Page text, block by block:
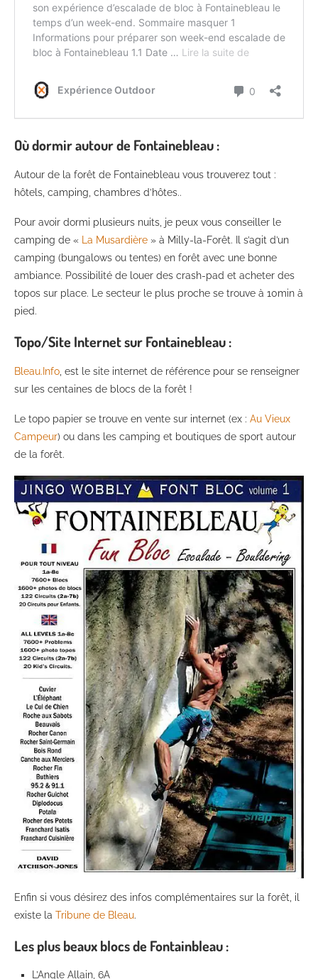
Où dormir autour de Fontainebleau :
Autour de la forêt de Fontainebleau vous trouverez tout :
hôtels, camping, chambres d’hôtes..
Pour avoir dormi plusieurs nuits, je peux vous conseiller le
camping de «
La Musardière » à Milly-la-Forêt. Il s’agit d’un
camping (bungalows ou tentes) en forêt avec une bonne
ambiance. Possibilité de louer des crash-pad et acheter des
topos sur place. Le secteur le plus proche se trouve à 10min à
pied.
Topo/Site Internet sur Fontainebleau :
Bleau.Info , est le site internet de référence pour se renseigner
sur les centaines de blocs de la forêt !
Le topo papier se trouve en vente sur internet (ex : Au Vieux
Campeur) ou dans les camping et boutiques de sport autour
de la forêt.
Enfin si vous désirez des infos complémentaires sur la forêt, il
existe la Tribune de Bleau.
Les plus beaux blocs de Fontainbleau :
L’Angle Allain, 6A